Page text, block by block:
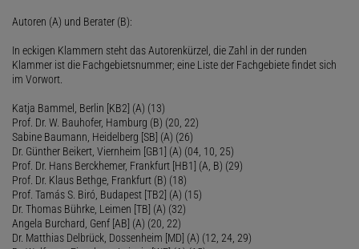
Autoren (A) und Berater (B):
In eckigen Klammern steht das Autorenkürzel, die Zahl in der runden
Klammer ist die Fachgebietsnummer; eine Liste der Fachgebiete findet sich
im Vorwort.
Katja Bammel, Berlin [KB2] (A) (13)
Prof. Dr. W. Bauhofer, Hamburg (B) (20, 22)
Sabine Baumann, Heidelberg [SB] (A) (26)
Dr. Günther Beikert, Viernheim [GB1] (A) (04, 10, 25)
Prof. Dr. Hans Berckhemer, Frankfurt [HB1] (A, B) (29)
Prof. Dr. Klaus Bethge, Frankfurt (B) (18)
Prof. Tamás S. Biró, Budapest [TB2] (A) (15)
Dr. Thomas Bührke, Leimen [TB] (A) (32)
Angela Burchard, Genf [AB] (A) (20, 22)
Dr. Matthias Delbrück, Dossenheim [MD] (A) (12, 24, 29)